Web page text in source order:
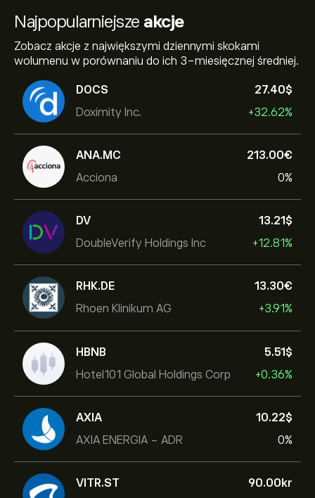
Najpopularniejsze akcje
Zobacz akcje z największymi dziennymi skokami
wolumenu w porównaniu do ich 3-miesięcznej średniej.
DOCS
Doximity Inc.
27.40‎$‎
+32.62%
ANA.MC
Acciona
213.00‎€‎
0%
DV
DoubleVerify Holdings Inc
13.21‎$‎
+12.81%
RHK.DE
Rhoen Klinikum AG
13.30‎€‎
+3.91%
HBNB
Hotel101 Global Holdings Corp
5.51‎$‎
+0.36%
AXIA
AXIA ENERGIA - ADR
10.22‎$‎
0%
VITR.ST
90.00‎kr‎